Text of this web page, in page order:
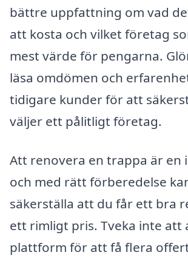
bättre uppfattning om vad
att kosta och vilket företag
mest värde för pengarna.
läsa omdömen och
tidigare kunder för att
väljer ett pålitligt företag.
Att renovera en trappa är en
och med rätt förberedelse
säkerställa att du får ett bra
ett rimligt pris. Tveka inte att
plattform för att få flera